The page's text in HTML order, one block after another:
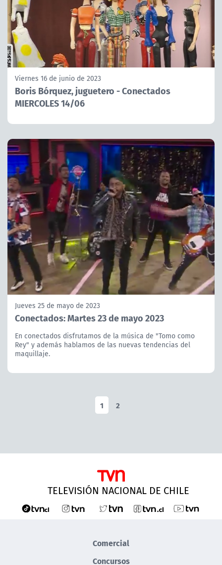
Viernes 16 de junio de 2023
Boris Bórquez, juguetero - Conectados
MIERCOLES 14/06
Jueves 25 de mayo de 2023
Conectados: Martes 23 de mayo 2023
En conectados disfrutamos de la música de "Tomo como
Rey" y además hablamos de las nuevas tendencias del
maquillaje.
1 2
TELEVISIÓN NACIONAL DE CHILE
Comercial
Concursos